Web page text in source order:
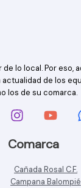
lo local. Por eso,
de los
los de su comarca.
Comarca
Cañada Rosal C.F.
Campana Balompié